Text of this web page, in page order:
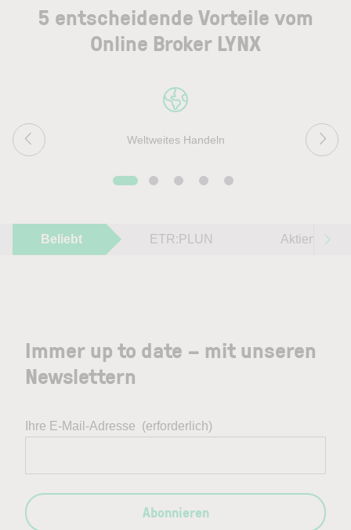
5 entscheidende Vorteile vom
Online Broker LYNX
Weltweites Handeln
Beliebt ETR:PLUN Aktien im
Immer up to date – mit unseren
Newslettern
Ihre E-Mail-Adresse (erforderlich)
Abonnieren